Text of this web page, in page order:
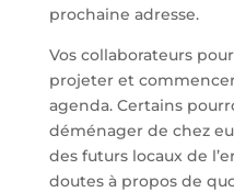
prochaine adresse.
Vos collaborateurs
projeter et
agenda. Certains
déménager de chez
des futurs locaux de
doutes à propos de